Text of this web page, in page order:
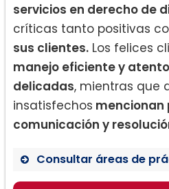
servicios en derecho de
críticas tanto positivas
sus clientes. Los felices
manejo eficiente y
delicadas, mientras que
insatisfechos mencionan
comunicación y
Consultar áreas de
Derecho de